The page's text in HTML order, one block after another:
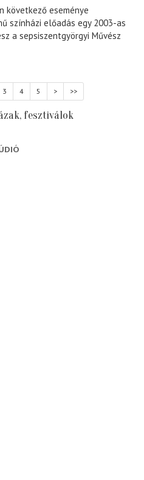
következő eseménye
színházi előadás egy 2003-as
a sepsiszentgyörgyi Művész
3 4 5 > >>
fesztiválok